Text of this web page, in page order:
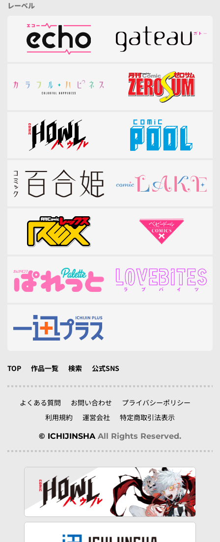
レーベル
TOP 作品一覧 検索 公式SNS
よくある質問 お問い合わせ
プライバシーポリシー
利用規約
運営会社 特定商取引法表示
© ICHIJINSHA All Rights Reserved.